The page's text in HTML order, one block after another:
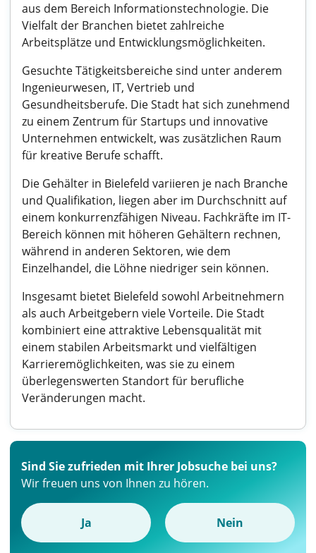
aus dem Bereich Informationstechnologie. Die
Vielfalt der Branchen bietet zahlreiche
Arbeitsplätze und Entwicklungsmöglichkeiten.
Gesuchte Tätigkeitsbereiche sind unter anderem
Ingenieurwesen, IT, Vertrieb und
Gesundheitsberufe. Die Stadt hat sich zunehmend
zu einem Zentrum für Startups und innovative
Unternehmen entwickelt, was zusätzlichen Raum
für kreative Berufe schafft.
Die Gehälter in Bielefeld variieren je nach Branche
und Qualifikation, liegen aber im Durchschnitt auf
einem konkurrenzfähigen Niveau. Fachkräfte im IT-
Bereich können mit höheren Gehältern rechnen,
während in anderen Sektoren, wie dem
Einzelhandel, die Löhne niedriger sein können.
Insgesamt bietet Bielefeld sowohl Arbeitnehmern
als auch Arbeitgebern viele Vorteile. Die Stadt
kombiniert eine attraktive Lebensqualität mit
einem stabilen Arbeitsmarkt und vielfältigen
Karrieremöglichkeiten, was sie zu einem
überlegenswerten Standort für berufliche
Veränderungen macht.
Sind Sie zufrieden mit Ihrer Jobsuche bei uns?
Wir freuen uns von Ihnen zu hören.
Ja Nein